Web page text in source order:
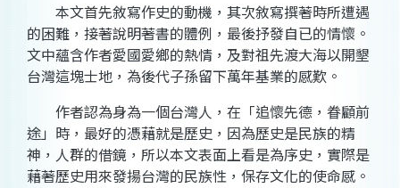
本文首先敘寫作史的動機，其次敘寫撰著時所遭遇
的困難，接著說明著書的體例，最後抒發自已的情懷。
文中蘊含作者愛國愛鄉的熱情，及對祖先渡大海以開墾
台灣這塊士地，為後代子孫留下萬年基業的感歎。
作者認為身為一個台灣人，在「追懷先德，眷顧前
途」時，最好的憑藉就是歷史，因為歷史是民族的精
神，人群的借鏡，所以本文表面上看是為序史，實際是
藉著歷史用來發揚台灣的民族性，保存文化的使命感。